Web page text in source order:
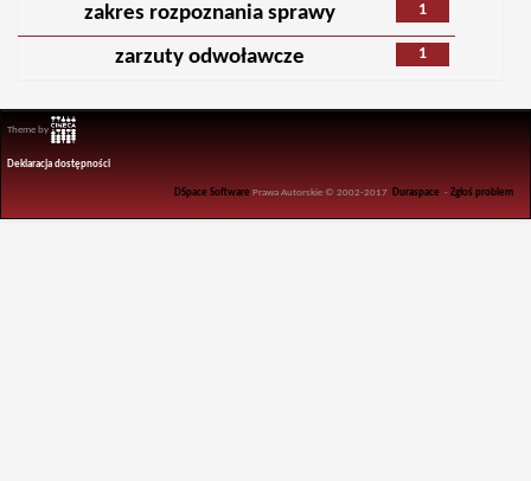
1
zakres rozpoznania sprawy
1
zarzuty odwoławcze
Theme by
Deklaracja dostępności
DSpace Software Prawa Autorskie © 2002-2017 Duraspace -Zgłoś problem